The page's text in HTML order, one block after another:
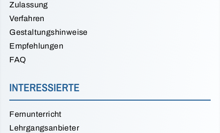
Zulassung
Verfahren
Gestaltungshinweise
Empfehlungen
FAQ
INTERESSIERTE
Fernunterricht
Lehrgangsanbieter